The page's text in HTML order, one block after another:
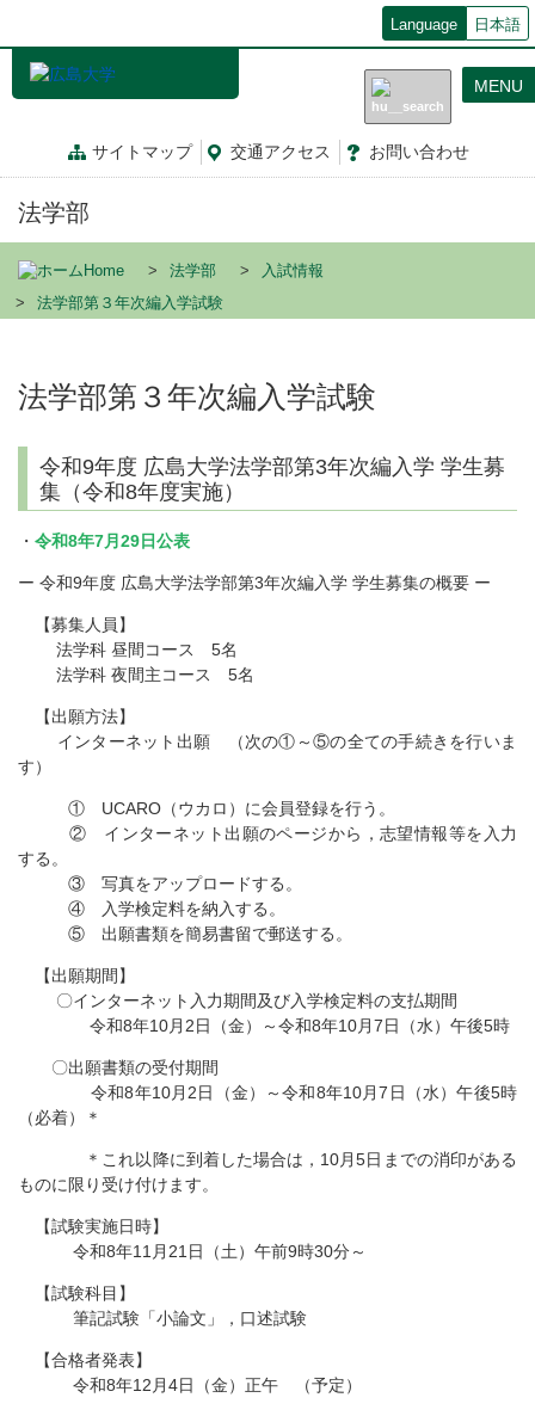
Language 日本語
サイトマップ 交通アクセス お問い合わせ
MENU
法学部
Home 法学部
入試情報
法学部第３年次編入学試験
法学部第３年次編入学試験
令和9年度 広島大学法学部第3年次編入学 学生募
集（令和8年度実施）
・ 令和8年7月29日公表
ー 令和9年度 広島大学法学部第3年次編入学 学生募集の概要 ー
【募集人員】
法学科 昼間コース 5名
法学科 夜間主コース 5名
【出願方法】
インターネット出願 （次の①～⑤の全ての手続きを行いま
す）
① UCARO（ウカロ）に会員登録を行う。
② インターネット出願のページから，志望情報等を入力
する。
③ 写真をアップロードする。
④ 入学検定料を納入する。
⑤ 出願書類を簡易書留で郵送する。
【出願期間】
〇インターネット入力期間及び入学検定料の支払期間
令和8年10月2日（金）～令和8年10月7日（水）午後5時
〇出願書類の受付期間
令和8年10月2日（金）～令和8年10月7日（水）午後5時
（必着）＊
＊これ以降に到着した場合は，10月5日までの消印がある
ものに限り受け付けます。
【試験実施日時】
令和8年11月21日（土）午前9時30分～
【試験科目】
筆記試験「小論文」，口述試験
【合格者発表】
令和8年12月4日（金）正午 （予定）